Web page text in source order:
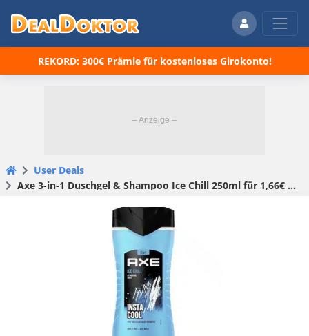
REKORD: 300€ Prämie für kostenloses Girokonto!
User Deals
Axe 3-in-1 Duschgel & Shampoo Ice Chill 250ml für 1,66€ (statt 2€)